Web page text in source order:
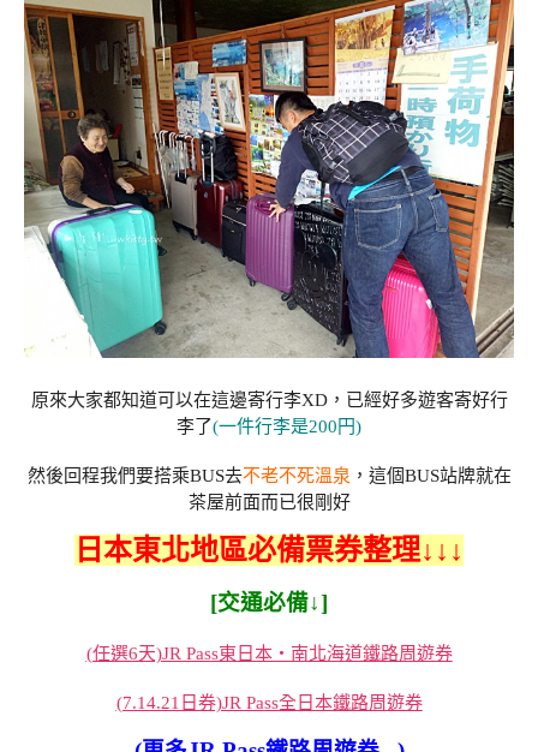
原來大家都知道可以在這邊寄行李XD，已經好多遊客寄好行
李了(一件行李是200円)
然後回程我們要搭乘BUS去不老不死溫泉 ，這個BUS站牌就在
茶屋前面而已很剛好
日本東北地區必備票券整理↓↓↓
[交通必備↓]
(任選6天)JR Pass東日本・南北海道鐵路周遊券
(7.14.21日券)JR Pass全日本鐵路周遊券